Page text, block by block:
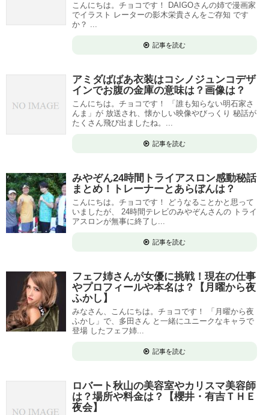
こんにちは。チョコです！ DAIGOさんの姉で漫画家
でイラスト レーターの影木栄貴さんをご存知 です
か？ ...
記事を読む
アミダばばあ衣装はコシノジュンコデザ
インでお腹の金庫の意味は？画像は？
こんにちは。チョコです！ 「誰も知らない明石家さ
んま」が 放送され、懐かしい映像やびっくり 秘話が
たくさん飛び出ましたね。...
記事を読む
みやぞん24時間トライアスロン感動秘話
まとめ！トレーナーとあらぼんは？
こんにちは。チョコです！ どうなることかと思って
いましたが、 24時間テレビのみやぞんさんの トライ
アスロンが無事に終了し...
記事を読む
フェフ姉さんが女優に挑戦！現在の仕事
やプロフィールや本名は？【月曜から夜
ふかし】
みなさん、こんにちは。チョコです！ 「月曜から夜
ふかし」で、多田さん と一緒にユニークなキャラで
登場 したフェフ姉...
記事を読む
ロバート秋山の美容室やカリスマ美容師
は？場所や料金は？【櫻井・有吉ＴＨＥ
夜会】